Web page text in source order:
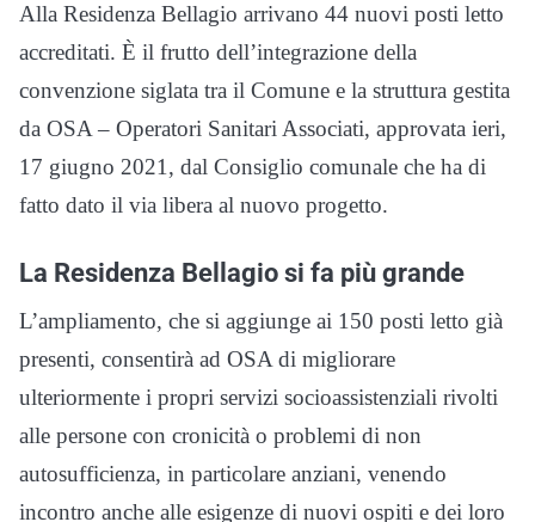
Alla Residenza Bellagio arrivano 44 nuovi posti letto
accreditati. È il frutto dell’integrazione della
convenzione siglata tra il Comune e la struttura gestita
da OSA – Operatori Sanitari Associati, approvata ieri,
17 giugno 2021, dal Consiglio comunale che ha di
fatto dato il via libera al nuovo progetto.
La Residenza Bellagio si fa più grande
L’ampliamento, che si aggiunge ai 150 posti letto già
presenti, consentirà ad OSA di migliorare
ulteriormente i propri servizi socioassistenziali rivolti
alle persone con cronicità o problemi di non
autosufficienza, in particolare anziani, venendo
incontro anche alle esigenze di nuovi ospiti e dei loro